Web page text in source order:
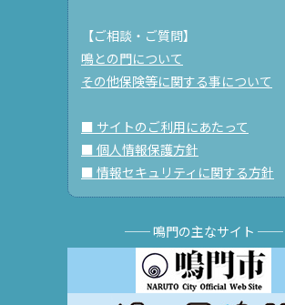
【ご相談・ご質問】
鳴との門について
その他保険等に関する事について
■ サイトのご利用にあたって
■ 個人情報保護方針
■ 情報セキュリティに関する方針
── 鳴門の主なサイト ──